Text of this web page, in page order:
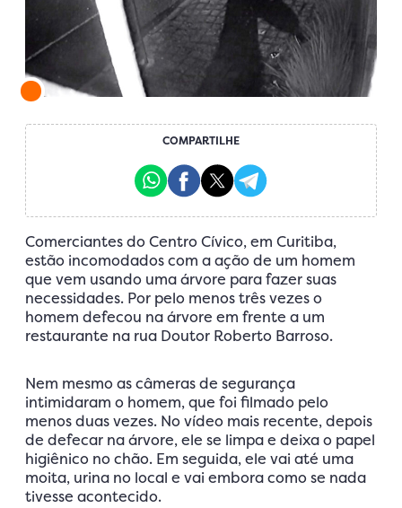
COMPARTILHE
Comerciantes do Centro Cívico, em Curitiba,
estão incomodados com a ação de um homem
que vem usando uma árvore para fazer suas
necessidades. Por pelo menos três vezes o
homem defecou na árvore em frente a um
restaurante na rua Doutor Roberto Barroso.
Nem mesmo as câmeras de segurança
intimidaram o homem, que foi filmado pelo
menos duas vezes. No vídeo mais recente, depois
de defecar na árvore, ele se limpa e deixa o papel
higiênico no chão. Em seguida, ele vai até uma
moita, urina no local e vai embora como se nada
tivesse acontecido.